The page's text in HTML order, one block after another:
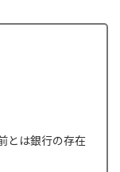
とは銀行の存在